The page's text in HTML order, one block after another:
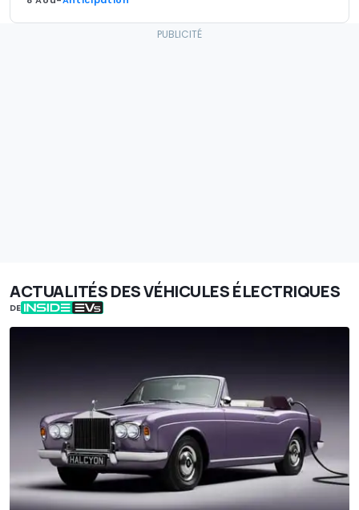
ACTUALITÉS DES VÉHICULES ÉLECTRIQUES
DE